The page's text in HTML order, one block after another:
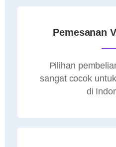
Pemesanan
Pilihan
sangat cocok
di